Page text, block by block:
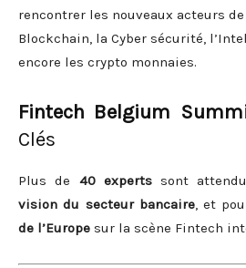
rencontrer les nouveaux acteurs
Blockchain, la Cyber sécurité,
encore les crypto monnaies.
Fintech Belgium
Clés
Plus de 40 experts sont
vision du secteur bancaire, et
de l’Europe sur la scène Fintech